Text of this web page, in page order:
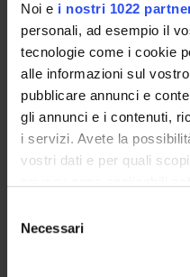
Noi e i nostri 1022
personali, ad esempio il
tecnologie come i cookie
alle informazioni sul
pubblicare annunci e
gli annunci e i contenuti,
i servizi. Avete la
vostri dati e per quali
modificare o revocare il
momento dalla
delNecessari
LABORATORI DI RICERCA
CENTRI DI RICERCA
BIBLIOTECHE
SPIN OFF E AZIENDE
Contatti